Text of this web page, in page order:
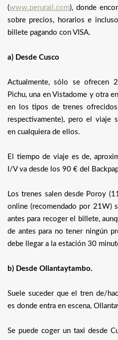
(www.perurail.com), donde
sobre precios, horarios e
billete pagando con VISA.
a) Desde Cusco
Actualmente, sólo se ofrecen
Pichu, una en Vistadome y otra
en los tipos de trenes
respectivamente), pero el viaje
en cualquiera de ellos.
El tiempo de viaje es de,
I/V va desde los 90 € del
Los trenes salen desde Poroy
online (recomendado por 21W)
antes para recoger el billete,
de antes para no tener ningún
debe llegar a la estación 30
b) Desde Ollantaytambo.
Suele suceder que el tren de/
es donde entra en escena,
Se puede coger un taxi desde